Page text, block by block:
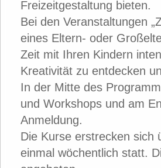
Freizeitgestaltung bieten.
Bei den Veranstaltungen
eines Eltern- oder
Zeit mit Ihren Kindern
Kreativität zu entdecken
In der Mitte des
und Workshops und am
Anmeldung.
Die Kurse erstrecken sich
einmal wöchentlich statt.